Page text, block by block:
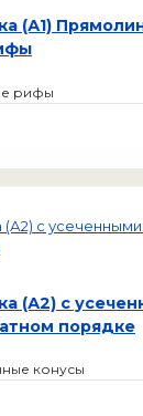
(А1)
рифы
(А2) c
порядке
конусы